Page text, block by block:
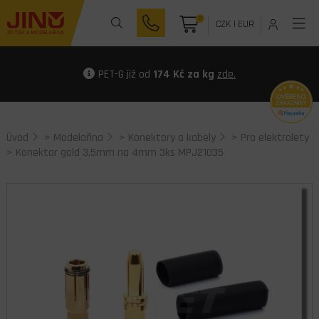
0 CZK| EUR
PET-G již od 174 Kč za kg zde.
Úvod > Modelařina > Konektory a kabely > Pro elektrolety
> Konektor gold 3,5mm na 4mm 3ks MPJ21035